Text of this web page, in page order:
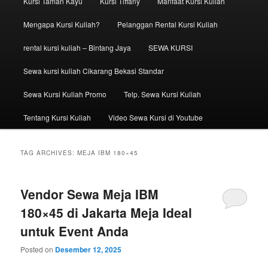
Mengapa Kursi Kuliah? Pelanggan Rental Kursi Kuliah
rental kursi kuliah – Bintang Jaya SEWA KURSI
Sewa kursi kuliah Cikarang Bekasi Standar
Sewa Kursi Kuliah Promo Telp. Sewa Kursi Kuliah
Tentang Kursi Kuliah Video Sewa Kursi di Youtube
TAG ARCHIVES:MEJA IBM 180×45
Vendor Sewa Meja IBM
180×45 di Jakarta Meja Ideal
untuk Event Anda
Posted on Desember 12, 2025